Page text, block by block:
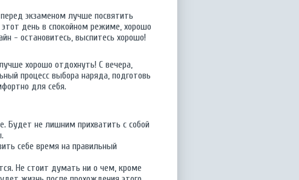
экзаменом лучше посвятить
этот день в спокойном режиме, хорошо
- остановитесь, выспитесь хорошо!
хорошо отдохнуть! С вечера,
процесс выбора наряда, подготовь
для себя.
Будет не лишним прихватить с собой
себе время на правильный
Не стоит думать ни о чем, кроме